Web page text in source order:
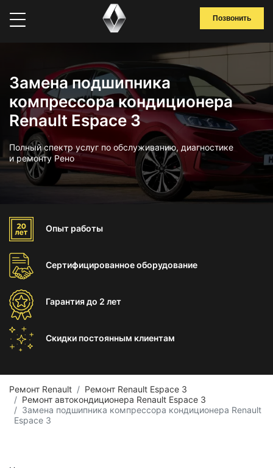
Позвонить
Замена подшипника
компрессора кондиционера
Renault Espace 3
Полный спектр услуг по обслуживанию, диагностике
и ремонту Рено
Опыт работы
Сертифицированноеоборудование
Гарантиядо 2 лет
Скидки постоянным клиентам
Ремонт Renault
Ремонт Renault Espace 3
Ремонт автокондиционера Renault Espace 3
Замена подшипника компрессора кондиционера Renault
Espace 3